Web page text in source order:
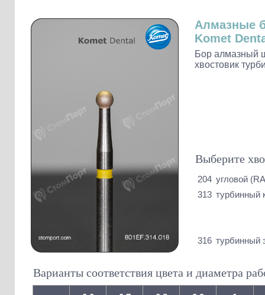
Наконечники и переходники KaVo
Алмазные
Komet
Бор алмазный
хвостовик
Выберите
204 угловой
313 турбинный
316 турбинный
Варианты соответствия цвета и диаметра